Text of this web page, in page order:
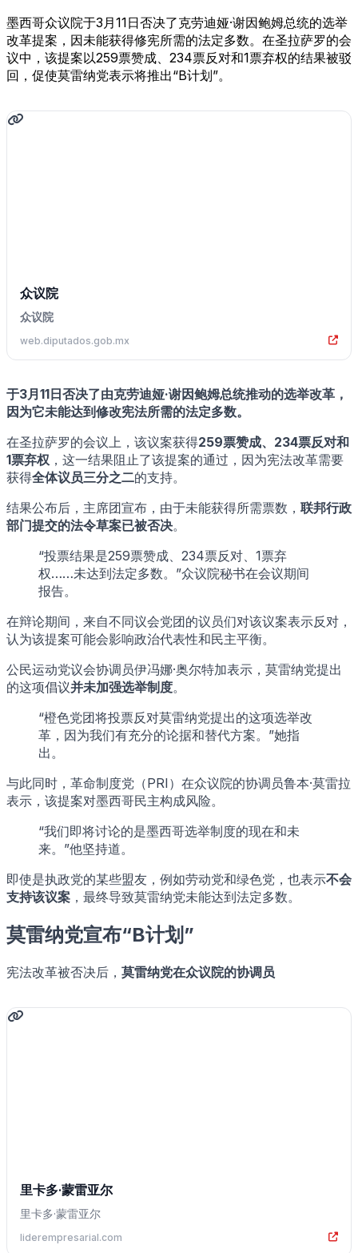
墨西哥众议院于3月11日否决了克劳迪娅·谢因鲍姆总统的选举
改革提案，因未能获得修宪所需的法定多数。在圣拉萨罗的会
议中，该提案以259票赞成、234票反对和1票弃权的结果被驳
回，促使莫雷纳党表示将推出“B计划”。
众议院
众议院
web.diputados.gob.mx
于3月11日否决了由克劳迪娅·谢因鲍姆总统推动的选举改革，
因为它未能达到修改宪法所需的法定多数。
在圣拉萨罗的会议上，该议案获得259票赞成、234票反对和
1票弃权 ，这一结果阻止了该提案的通过，因为宪法改革需要
获得全体议员三分之二的支持。
结果公布后，主席团宣布，由于未能获得所需票数， 联邦行政
部门提交的法令草案已被否决。
“投票结果是259票赞成、234票反对、1票弃
权……未达到法定多数。”众议院秘书在会议期间
报告。
在辩论期间，来自不同议会党团的议员们对该议案表示反对，
认为该提案可能会影响政治代表性和民主平衡。
公民运动党议会协调员伊冯娜·奥尔特加表示，莫雷纳党提出
的这项倡议并未加强选举制度。
“橙色党团将投票反对莫雷纳党提出的这项选举改
革，因为我们有充分的论据和替代方案。”她指
出。
与此同时，革命制度党（PRI）在众议院的协调员鲁本·莫雷拉
表示，该提案对墨西哥民主构成风险。
“我们即将讨论的是墨西哥选举制度的现在和未
来。”他坚持道。
即使是执政党的某些盟友，例如劳动党和绿色党，也表示不会
支持该议案 ，最终导致莫雷纳党未能达到法定多数。
莫雷纳党宣布“B计划”
宪法改革被否决后， 莫雷纳党在众议院的协调员
里卡多·蒙雷亚尔
里卡多·蒙雷亚尔
liderempresarial.com